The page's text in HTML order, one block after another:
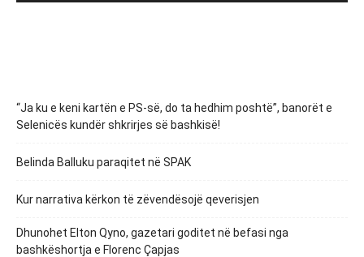
“Ja ku e keni kartën e PS-së, do ta hedhim poshtë”, banorët e
Selenicës kundër shkrirjes së bashkisë!
Belinda Balluku paraqitet në SPAK
Kur narrativa kërkon të zëvendësojë qeverisjen
Dhunohet Elton Qyno, gazetari goditet në befasi nga
bashkëshortja e Florenc Çapjas